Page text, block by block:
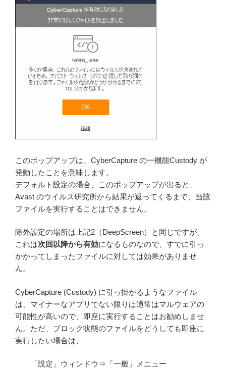
このポップアップは、CyberCapture の一機能Custody が
発動したことを意味します。
デフォルト設定の場合、このポップアップが出ると、
Avast のウイルス研究所から結果が返ってくるまで、当該
ファイルを実行することはできません。
除外設定の場所は上記2（DeepScreen）と同じですが、
これは次回以降から有効になるものなので、すでに引っ
かかってしまったファイルに対しては効果がありませ
ん。
CyberCapture (Custody) に引っ掛かるようなファイル
は、マイナーなアプリでない限りは通常はマルウェアの
可能性が高いので、即座に実行することはお勧めしませ
ん。ただ、ブロック状態のファイルをどうしても即座に
実行したい場合は、
「設定」ウィンドウ⇒「一般」メニュー